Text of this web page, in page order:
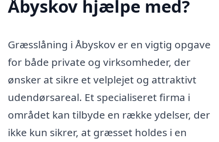
Åbyskov hjælpe med?
Græsslåning i Åbyskov er en vigtig opgave
for både private og virksomheder, der
ønsker at sikre et velplejet og attraktivt
udendørsareal. Et specialiseret firma i
området kan tilbyde en række ydelser, der
ikke kun sikrer, at græsset holdes i en